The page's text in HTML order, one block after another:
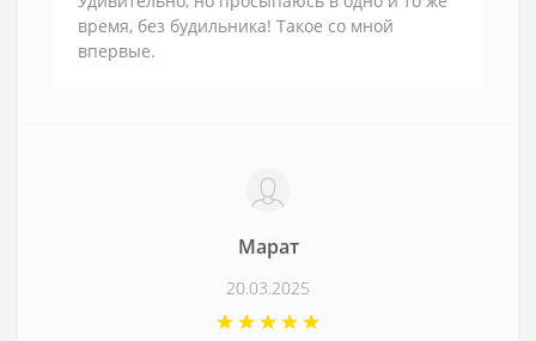
время, без будильника! Такое со мной
впервые.
Марат
20.03.2025